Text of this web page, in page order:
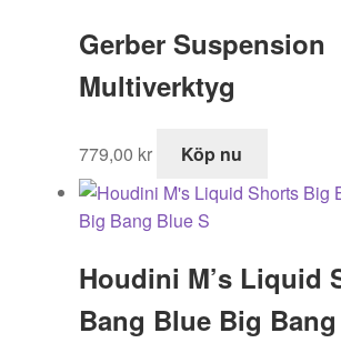
Gerber Suspension
Multiverktyg
779,00 kr Köp nu
Houdini M’s Liquid
Bang Blue Big